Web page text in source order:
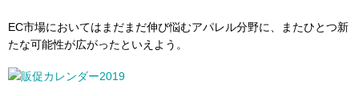
EC市場においてはまだまだ伸び悩むアパレル分野に、またひとつ新
たな可能性が広がったといえよう。